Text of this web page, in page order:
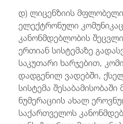
დ) ლიცენზიის
ელექტრონული
კანონმდებლობის
ერთიან სისტემაზე
საკუთარი ხარჯებით,
დადგენილ ვადებში,
სისტემა შესაბამისობაში
ნუმერაციის ახალ
საქართველოს